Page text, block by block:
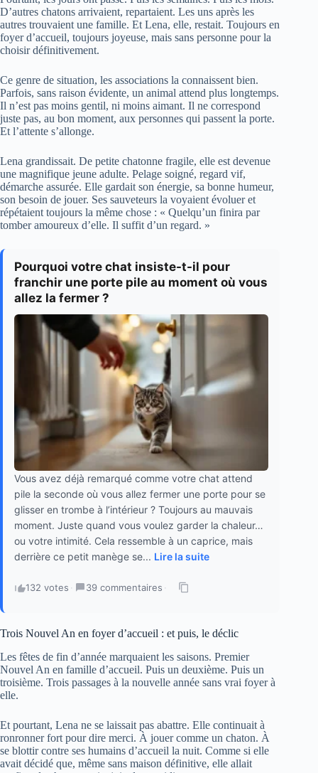
D’autres chatons arrivaient, repartaient. Les uns après les
autres trouvaient une famille. Et Lena, elle, restait. Toujours en
foyer d’accueil, toujours joyeuse, mais sans personne pour la
choisir définitivement.
Ce genre de situation, les associations la connaissent bien.
Parfois, sans raison évidente, un animal attend plus longtemps.
Il n’est pas moins gentil, ni moins aimant. Il ne correspond
juste pas, au bon moment, aux personnes qui passent la porte.
Et l’attente s’allonge.
Lena grandissait. De petite chatonne fragile, elle est devenue
une magnifique jeune adulte. Pelage soigné, regard vif,
démarche assurée. Elle gardait son énergie, sa bonne humeur,
son besoin de jouer. Ses sauveteurs la voyaient évoluer et
répétaient toujours la même chose : « Quelqu’un finira par
tomber amoureux d’elle. Il suffit d’un regard. »
Pourquoi votre chat insiste-t-il pour
franchir une porte pile au moment où vous
allez la fermer ?
Vous avez déjà remarqué comme votre chat attend
pile la seconde où vous allez fermer une porte pour se
glisser en trombe à l’intérieur ? Toujours au mauvais
moment. Juste quand vous voulez garder la chaleur…
ou votre intimité. Cela ressemble à un caprice, mais
derrière ce petit manège se... Lire la suite
132 votes · 39 commentaires ·
Trois Nouvel An en foyer d’accueil : et puis, le déclic
Les fêtes de fin d’année marquaient les saisons. Premier
Nouvel An en famille d’accueil. Puis un deuxième. Puis un
troisième. Trois passages à la nouvelle année sans vrai foyer à
elle.
Et pourtant, Lena ne se laissait pas abattre. Elle continuait à
ronronner fort pour dire merci. À jouer comme un chaton. À
se blottir contre ses humains d’accueil la nuit. Comme si elle
avait décidé que, même sans maison définitive, elle allait